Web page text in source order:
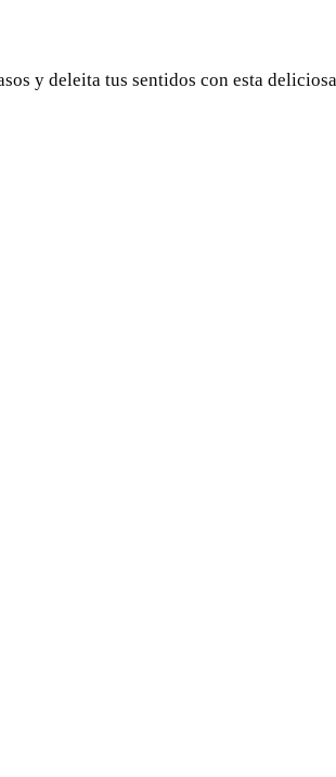
y deleita tus sentidos con esta